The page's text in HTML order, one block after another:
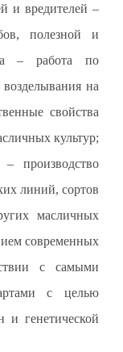
и вредителей –
полезной и
– работа по
на
свойства
культур;
производство
линий, сортов
масличных
современных
с самыми
с целью
и генетической